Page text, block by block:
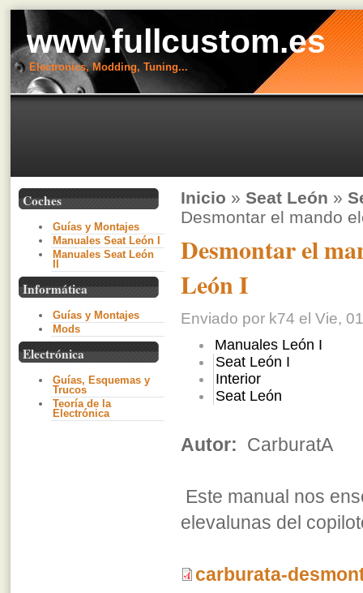
www.fullcustom.es
Electronics, Modding, Tuning...
Coches
Guías y Montajes
Manuales Seat León I
Manuales Seat León
Informática
Guías y Montajes
Mods
Electrónica
Guías, Esquemas y
Trucos
Teoría de la
Electrónica
Inicio » Seat León »
Desmontar el mando
Desmontar el
León I
Enviado por k74 el Vie,
Manuales León I
Seat León I
Interior
Seat León
Autor: CarburatA
Este manual nos
elevalunas del
carburata-